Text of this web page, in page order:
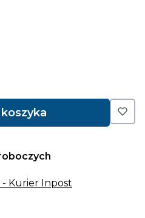
- Kurier Inpost